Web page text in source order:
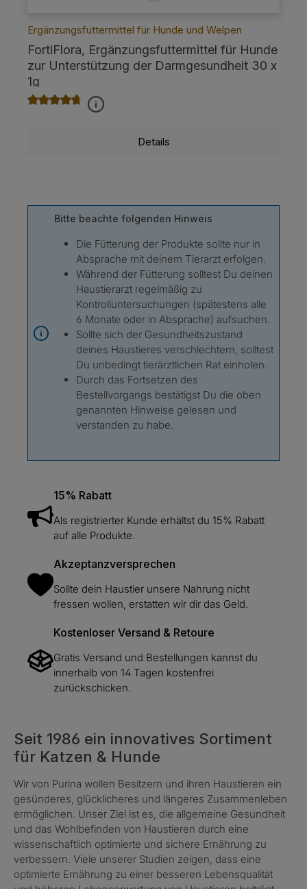
Ergänzungsfuttermittel für Hunde und Welpen
FortiFlora, Ergänzungsfuttermittel für Hunde
zur Unterstützung der Darmgesundheit 30 x
1g
Durchschnittliche Bewertung von 4.8 von 5 Sternen
Details
Bitte beachte folgenden Hinweis
Die Fütterung der Produkte sollte nur in
Absprache mit deinem Tierarzt erfolgen.
Während der Fütterung solltest Du deinen
Haustierarzt regelmäßig zu
Kontrolluntersuchungen (spätestens alle
6 Monate oder in Absprache) aufsuchen.
Sollte sich der Gesundheitszustand
deines Haustieres verschlechtern, solltest
Du unbedingt tierärztlichen Rat einholen.
Durch das Fortsetzen des
Bestellvorgangs bestätigst Du die oben
genannten Hinweise gelesen und
verstanden zu habe.
15% Rabatt
Als registrierter Kunde erhältst du 15% Rabatt
auf alle Produkte.
Akzeptanzversprechen
Sollte dein Haustier unsere Nahrung nicht
fressen wollen, erstatten wir dir das Geld.
Kostenloser Versand & Retoure
Gratis Versand und Bestellungen kannst du
innerhalb von 14 Tagen kostenfrei
zurückschicken.
Seit 1986 ein innovatives Sortiment
für Katzen & Hunde
Wir von Purina wollen Besitzern und ihren Haustieren ein
gesünderes, glücklicheres und längeres Zusammenleben
ermöglichen. Unser Ziel ist es, die allgemeine Gesundheit
und das Wohlbefinden von Haustieren durch eine
wissenschaftlich optimierte und sichere Ernährung zu
verbessern. Viele unserer Studien zeigen, dass eine
optimierte Ernährung zu einer besseren Lebensqualität